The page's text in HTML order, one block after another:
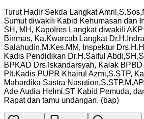
Turut Hadir Sekda Langkat
Sumut diwakili Kabid Kehumasan dan
SH, MH, Kapolres Langkat diwakili
Binmas, Ka.Kwarcab Langkat Dr.H.Indra
Salahudin,M.Kes,MM, Inspektur
Kadis Pendidikan Dr.H.Saiful
BPKAD Drs.Iskandarsyah, Kalak
Plt.Kadis PUPR Khairul Azmi,S.STP,
Mahardika Sastra
Ade Audia Helmi,ST Kabid Pemuda,
Rapat dan tamu undangan. (bap)